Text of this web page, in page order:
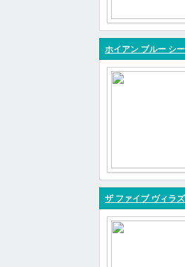
ホイアン ブルー シ
ザ ファイブ ヴィラ